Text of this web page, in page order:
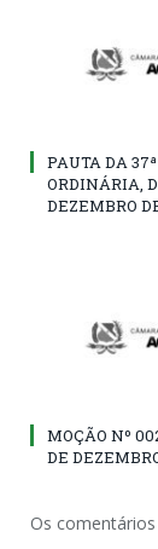
PAUTA DA
ORDINÁRIA,
DEZEMBRO
MOÇÃO Nº
DE
Os